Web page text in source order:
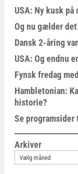
USA: Ny kusk på
Og nu gælder
Dansk 2-åring
USA: Og endnu
Fynsk fredag
Hambletonian:
historie?
Se
Arkiver